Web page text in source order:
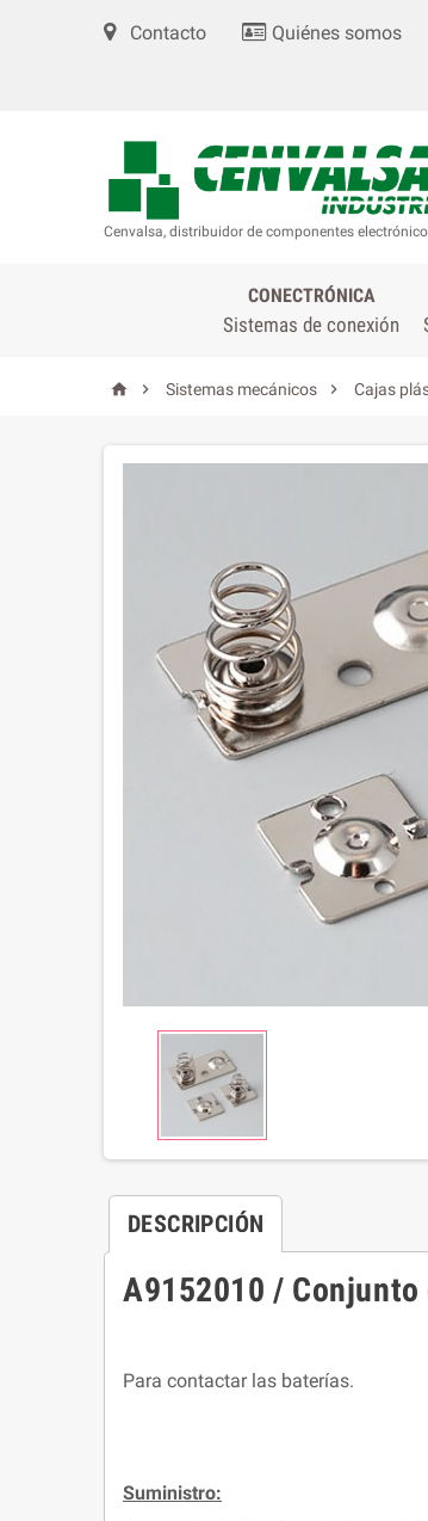
Contacto Quiénes somos
Cenvalsa, distribuidor de componentes
CONECTRÓNICA
Sistemas de conexión
  Sistemas mecánicos  Cajas
DESCRIPCIÓN
A9152010 /
Para contactar las baterías.
Suministro: